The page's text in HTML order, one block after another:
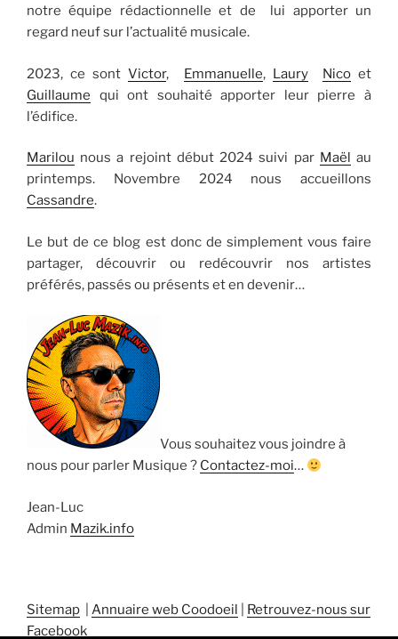
notre équipe rédactionnelle et de lui apporter un
regard neuf sur l’actualité musicale.
2023, ce sontVictor, Emmanuelle, Laury Nicoet
Guillaume qui ont souhaité apporter leur pierre à
l’édifice.
Marilou nous a rejoint début 2024 suivi par Maël au
printemps. Novembre 2024 nous accueillons
Cassandre.
Le but de ce blog est donc de simplement vous faire
partager, découvrir ou redécouvrir nos artistes
préférés, passés ou présents et en devenir…
Vous souhaitez vous joindre à
nous pour parler Musique ? Contactez-moi…
Jean-Luc
Admin Mazik.info
Sitemap Annuaire web Coodoeil
Retrouvez-nous sur
Facebook